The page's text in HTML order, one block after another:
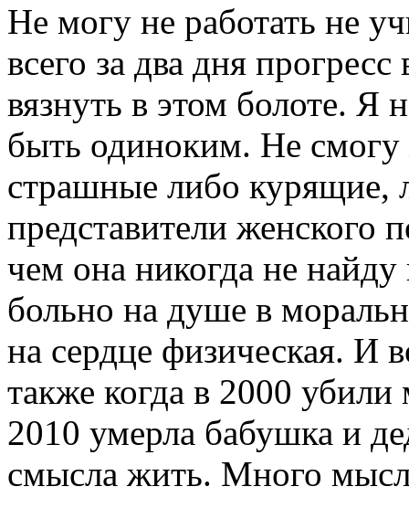
Не могу не работать не
всего за два дня
вязнуть в этом болоте.
быть одиноким. Не
страшные либо курящие,
представители
чем она никогда не
больно на душе в
на сердце физическая. И
также когда в 2000
2010 умерла бабушка и
смысла жить. Много